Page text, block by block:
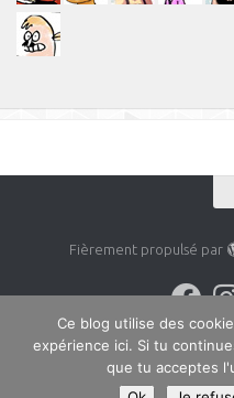
Fièrement propulsé par
Ce blog utilise des
expérience ici. Si tu
que tu acceptes